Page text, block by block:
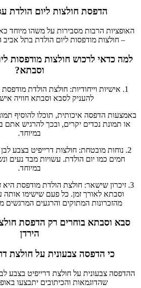
הדפסת חולצות ליום הולדת
האופציות הרבות מסבירות על משהו מיוחד
– חולצות מודפסות ליום הולדת בתל
למה כדאי לרכוש חולצות מודפסות
וסבתא?
1. אישיות וייחודיות: חולצת הולדת
להעניק לסבא וסבתא חוויה
באמצעות הדפסה איכותית, תוכלו להוסיף
או תמונת נכדים יקרים, ובכך להרגיש
במיוחד.
2. נוחות מובטחת: חולצות דרייפיט בצבע
חמים כמו יום הולדת. עשויות מבד נעים
במיוחד.
3. זיכרון שישאר: חולצת הולדת מודפסת
וסבתא לאורך זמן. כל פעם שישימו
מהזכרונות המתוקים והרגעים המרגשים
סבא וסבתא בוחרים רק הדפסת
הירדן
כי הדפסה צבעונית על חולצת
ההדפסה צבעונית על חולצת דרייפיט בצבע
שהדוגמאות והכיתובים יתבצעו